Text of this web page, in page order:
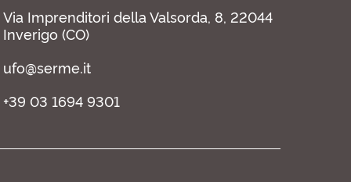
Via Imprenditori della Valsorda, 8, 22044
Inverigo (CO)
ufo@serme.it
+39 03 1694 9301